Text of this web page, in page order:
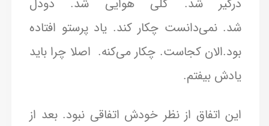
درگیر شد. کلی هوایی شد. دودل
شد. نمی‌دانست چکار کند. یاد پرستو افتاده
بود.الان کجاست. چکار می‌کنه. اصلا چرا باید
یادش بیفتم.
این اتفاق از نظر خودش اتفاقی نبود. بعد از